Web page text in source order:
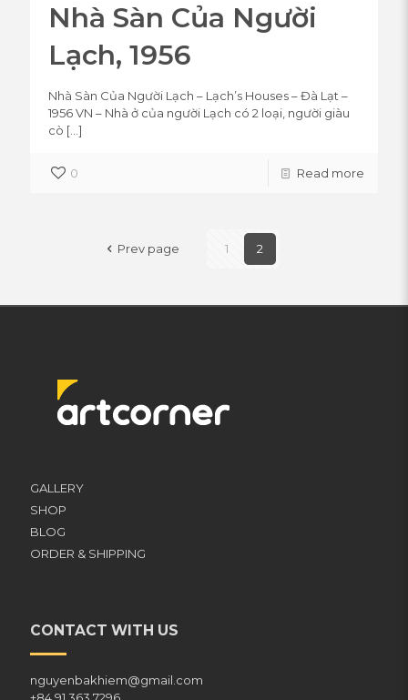
Nhà Sàn Của Người
Lạch, 1956
Nhà Sàn Của Người Lạch – Lạch’s Houses – Đà Lạt –
1956 VN – Nhà ở của người Lạch có 2 loại, người giàu
cò […]
0 Read more
Prev page 1 2
GALLERY
SHOP
BLOG
ORDER & SHIPPING
CONTACT WITH US
nguyenbakhiem@gmail.com